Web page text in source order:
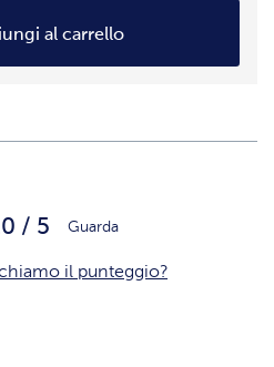
al carrello
/ 5 Guarda
il punteggio?